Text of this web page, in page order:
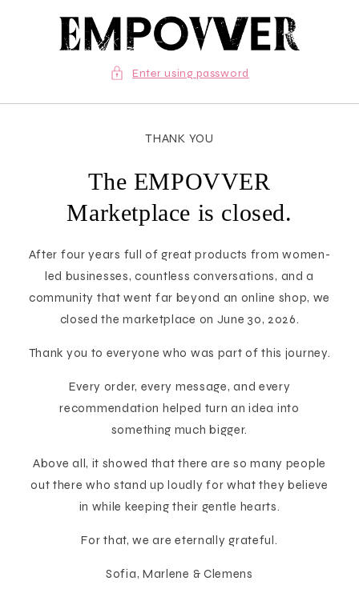
content
Enter using password
THANK YOU
The EMPOVVER
Marketplace is closed.
After four years full of great products from women-
led businesses, countless conversations, and a
community that went far beyond an online shop, we
closed the marketplace on June 30, 2026.
Thank you to everyone who was part of this journey.
Every order, every message, and every
recommendation helped turn an idea into
something much bigger.
Above all, it showed that there are so many people
out there who stand up loudly for what they believe
in while keeping their gentle hearts.
For that, we are eternally grateful.
Sofia, Marlene & Clemens